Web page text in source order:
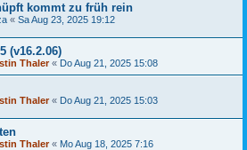
kommt zu früh rein
« Sa Aug 23, 2025 19:12
(v16.2.06)
Thaler« Do Aug 21, 2025 15:08
Thaler« Do Aug 21, 2025 15:03
Thaler« Mo Aug 18, 2025 7:16